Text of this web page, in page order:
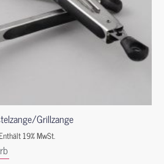
Grillzange
19% MwSt.